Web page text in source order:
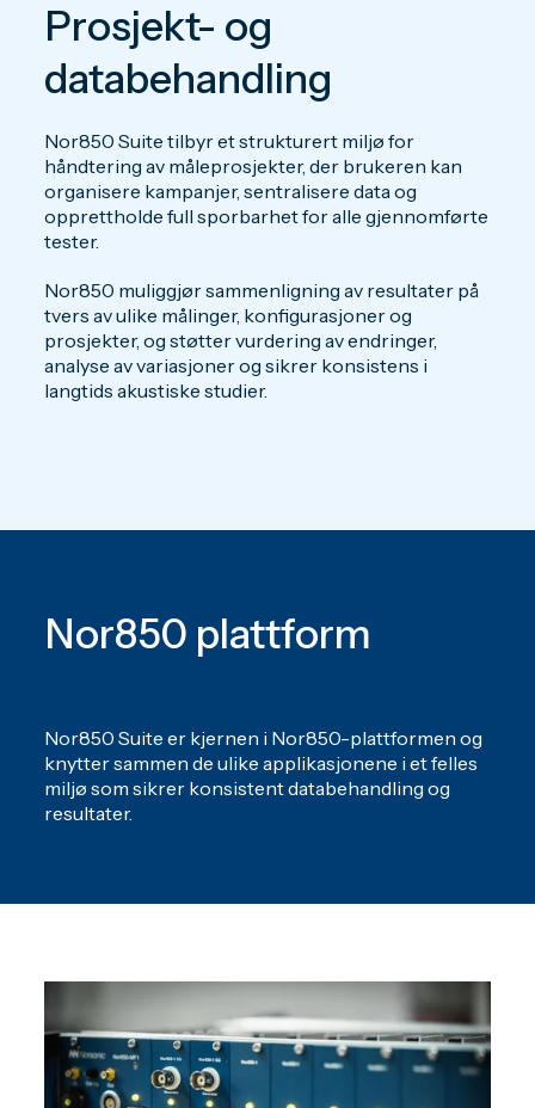
Prosjekt- og
databehandling
Nor850 Suite tilbyr et strukturert miljø for
håndtering av måleprosjekter, der brukeren kan
organisere kampanjer, sentralisere data og
opprettholde full sporbarhet for alle gjennomførte
tester.
Nor850 muliggjør sammenligning av resultater på
tvers av ulike målinger, konfigurasjoner og
prosjekter, og støtter vurdering av endringer,
analyse av variasjoner og sikrer konsistens i
langtids akustiske studier.
Nor850 plattform
Nor850 Suite er kjernen i Nor850-plattformen og
knytter sammen de ulike applikasjonene i et felles
miljø som sikrer konsistent databehandling og
resultater.